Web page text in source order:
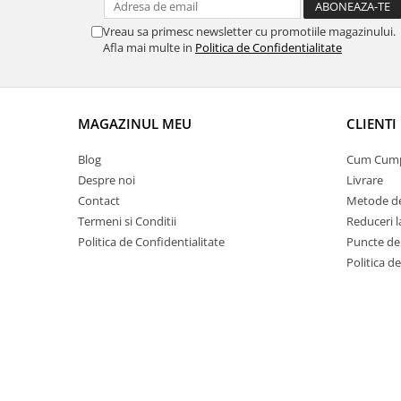
TOATE JOCURILE
Vreau sa primesc newsletter cu promotiile magazinului.
Afla mai multe in Politica de Confidentialitate
MAGAZINUL MEU
Blog
Despre noi
Contact
Termeni si Conditii
Politica de Confidentialitate
CLIENTI
Cum
Livrare
Metode
Reduceri
Puncte
Politica